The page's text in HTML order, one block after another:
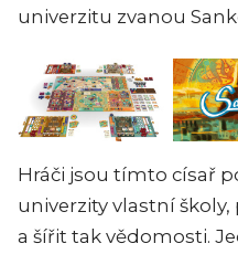
univerzitu zvanou
Hráči jsou tímto císař
univerzity vlastní
a šířit tak vědomosti.